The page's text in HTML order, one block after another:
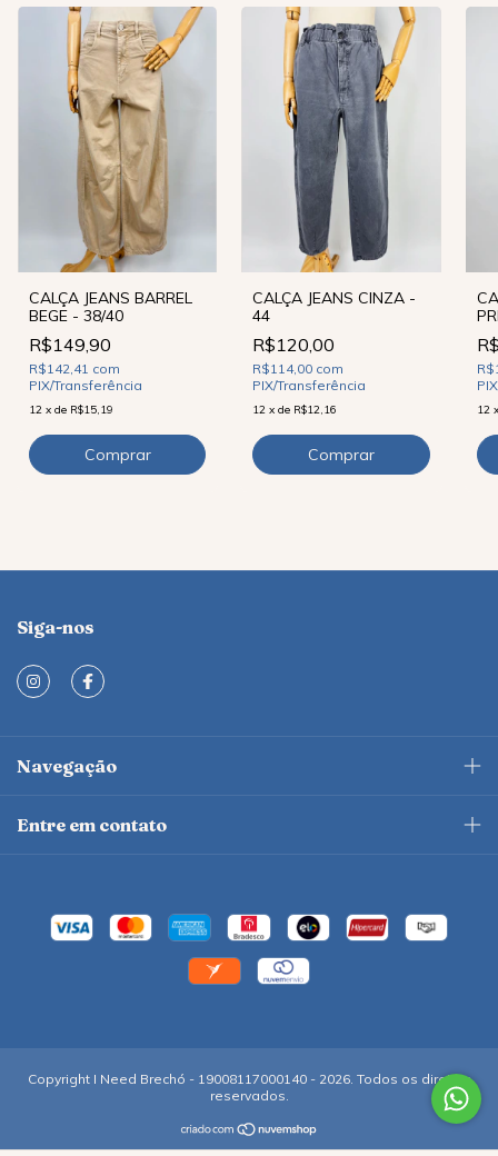
CALÇA JEANS BARREL
BEGE - 38/40
R$149,90
R$142,41 com
PIX/Transferência
12 x de R$15,19
CALÇA JEANS CINZA -
44
R$120,00
R$114,00 com
PIX/Transferência
12 xde R$12,16 12
Siga-nos
Navegação
Entre em contato
Copyright I Need Brechó - 19008117000140 - 2026. Todos os direitos
reservados.